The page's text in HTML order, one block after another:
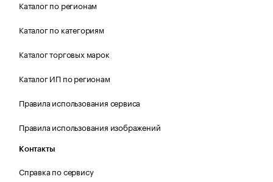
Каталог по регионам
Каталог по категориям
Каталог торговых марок
Каталог ИП по регионам
Правила использования сервиса
Правила использования изображений
Контакты
Справка по сервису